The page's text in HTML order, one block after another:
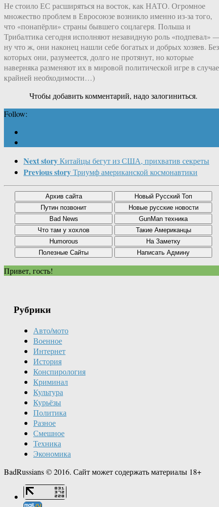
Не стоило ЕС расширяться на восток, как НАТО. Огромное
множество проблем в Евросоюзе возникло именно из-за того,
что «понапёрли» страны бывшего соцлагеря. Польша и
Трибалтика сегодня исполняют незавидную роль «подпевал»
ну что ж, они наконец нашли себе богатых и добрых хозяев. Без
которых они, разумеется, долго не протянут, но которые
наверняка разменяют их в мировой политической игре в случае
крайней необходимости…)
Чтобы добавить комментарий, надо залогиниться.
Follow:
Next storyКитайцы бегут из США, прихватив секреты
Previous storyТриумф американской космонавтики
Привет, гость!
Рубрики
Авто/мото
Военное
Интернет
История
Конспирология
Криминал
Культура
Курьёзы
Политика
Разное
Смешное
Техника
Экономика
BadRussians © 2016. Сайт может содержать материалы 18+